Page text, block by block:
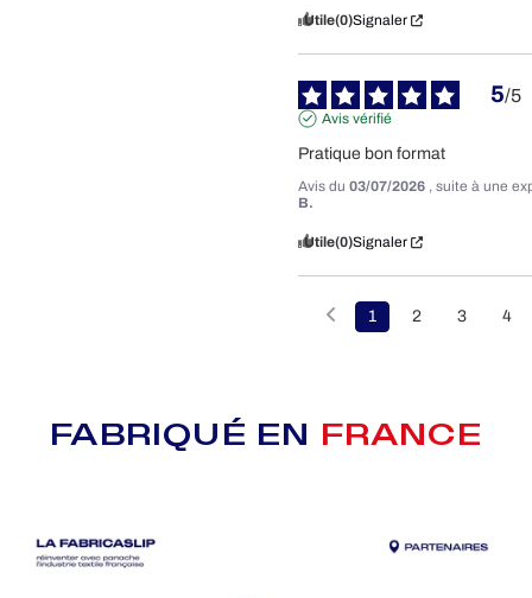
Utile(0)Signaler
5/5
Avis vérifié
Pratique bon format
Avis du 03/07/2026 , suite à une
B.
Utile(0)Signaler
1 2 3 4
FABRIQUÉ EN FRANCE